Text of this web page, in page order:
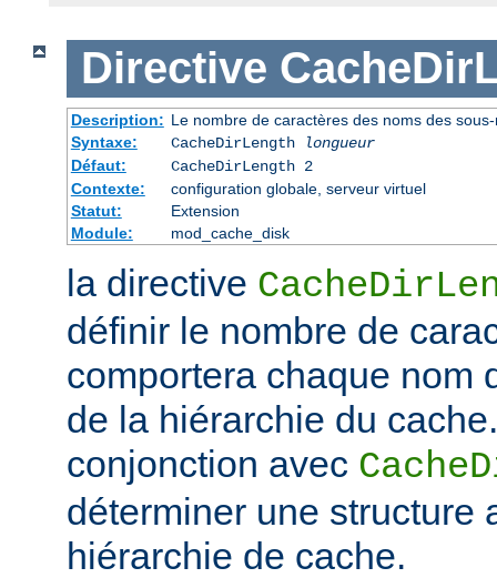
Directive
Description: Le nombre de caractères des noms des
Syntaxe:
CacheDirLength
longueur
Défaut:
CacheDirLength 2
Contexte:
configuration globale, serveur virtuel
Statut:
Extension
Module:
mod_cache_disk
la directive
définir le nombre de
comportera chaque nom
de la hiérarchie du
conjonction avec
déterminer une structure
hiérarchie de cache.